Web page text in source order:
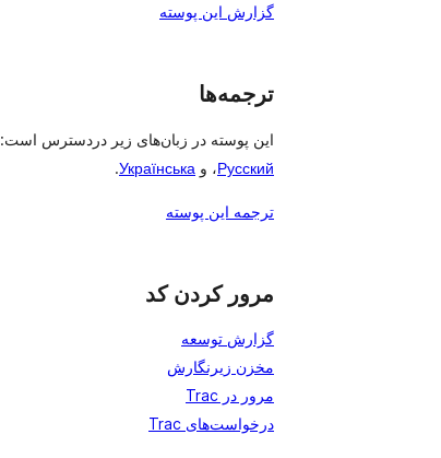
گزارش این پوسته
ترجمه‌ها
این پوسته در زبان‌های زیر دردسترس است:
Русский، و Українська
.
ترجمه این پوسته
مرور کردن کد
گزارش توسعه
مخزن زیرنگارش
مرور در Trac
درخواست‌های Trac